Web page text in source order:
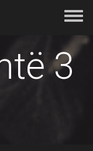
Toggle
3